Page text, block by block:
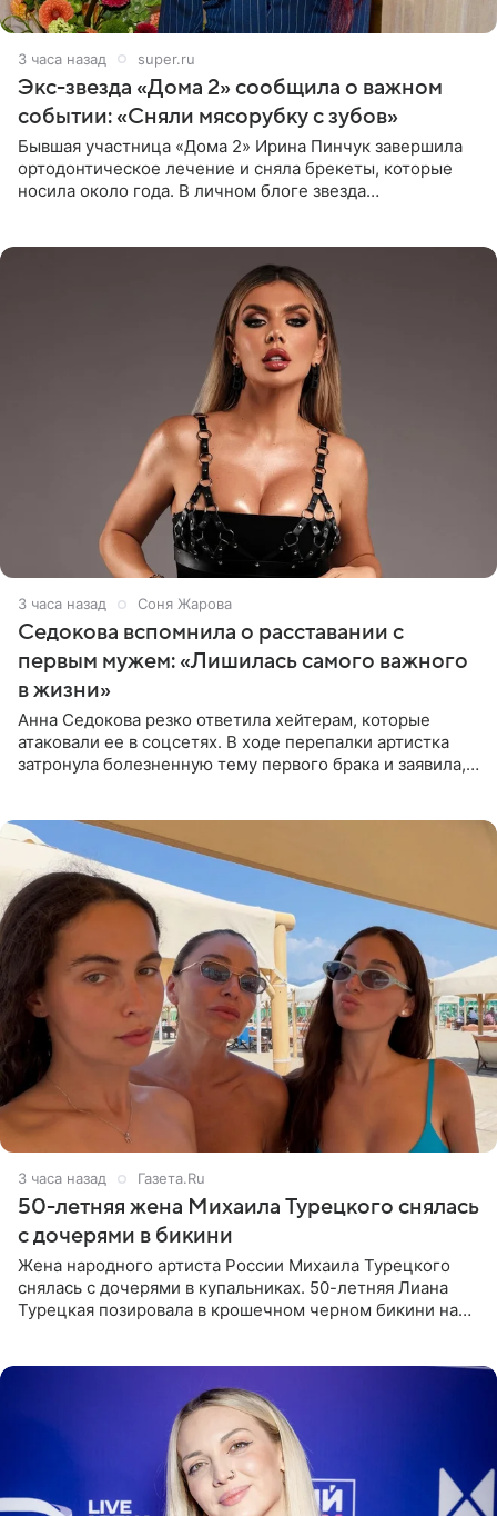
3 часа назад super.ru
Экс-звезда «Дома 2» сообщила о важном
событии: «Сняли мясорубку с зубов»
Бывшая участница «Дома 2» Ирина Пинчук завершила
ортодонтическое лечение и сняла брекеты, которые
носила около года. В личном блоге звезда
3 часа назад Соня Жарова
Седокова вспомнила о расставании с
первым мужем: «Лишилась самого важного
в жизни»
Анна Седокова резко ответила хейтерам, которые
атаковали ее в соцсетях. В ходе перепалки артистка
затронула болезненную тему первого брака и заявила,
3 часа назад Газета.Ru
50-летняя жена Михаила Турецкого снялась
с дочерями в бикини
Жена народного артиста России Михаила Турецкого
снялась с дочерями в купальниках. 50-летняя Лиана
Турецкая позировала в крошечном черном бикини на